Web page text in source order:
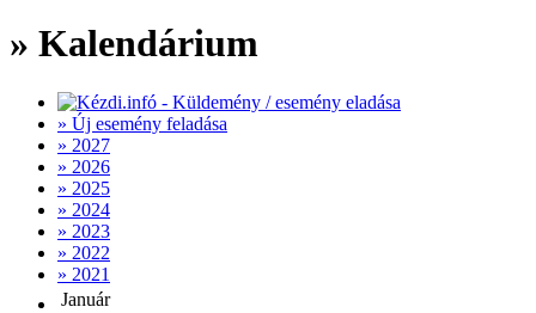
» Kalendárium
» Új esemény feladása
» 2027
» 2026
» 2025
» 2024
» 2023
» 2022
» 2021
Január